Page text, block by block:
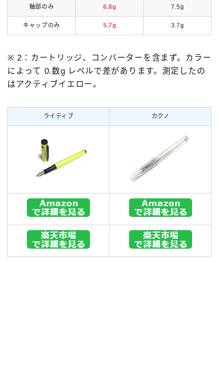
軸部のみ 6.8g 7.5g
キャップのみ 5.7g 3.7g
※ 2：カートリッジ、コンバーターを含まず。カラー
によって 0.数g レベルで差があります。測定したの
はアクティブイエロー。
ライティブ カクノ